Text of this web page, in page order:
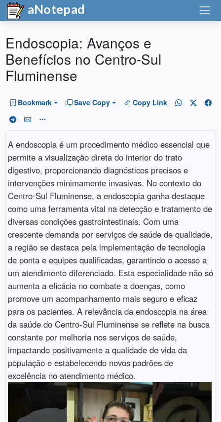
aNotepad
Endoscopia: Avanços e
Benefícios no Centro-Sul
Fluminense
Bookmark Save Copy Copy Link
A endoscopia é um procedimento médico essencial que
permite a visualização direta do interior do trato
digestivo, proporcionando diagnósticos precisos e
intervenções minimamente invasivas. No contexto do
Centro-Sul Fluminense, a endoscopia ganha destaque
como uma ferramenta vital na detecção e tratamento de
diversas condições gastrointestinais. Com uma
crescente demanda por serviços de saúde de qualidade,
a região se destaca pela implementação de tecnologia
de ponta e equipes qualificadas, garantindo o acesso a
um atendimento diferenciado. Esta especialidade não só
aumenta a eficácia no combate a doenças, como
promove um acompanhamento mais seguro e eficaz
para os pacientes. A relevância da endoscopia na área
da saúde do Centro-Sul Fluminense se reflete na busca
constante por melhoria nos serviços de saúde,
impactando positivamente a qualidade de vida da
população e estabelecendo novos padrões de
excelência no atendimento médico.